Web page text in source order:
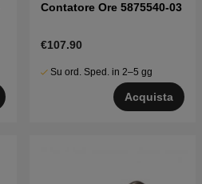
Contatore Ore 5875540-03
€107.90
Su ord. Sped. in 2–5 gg
Acquista